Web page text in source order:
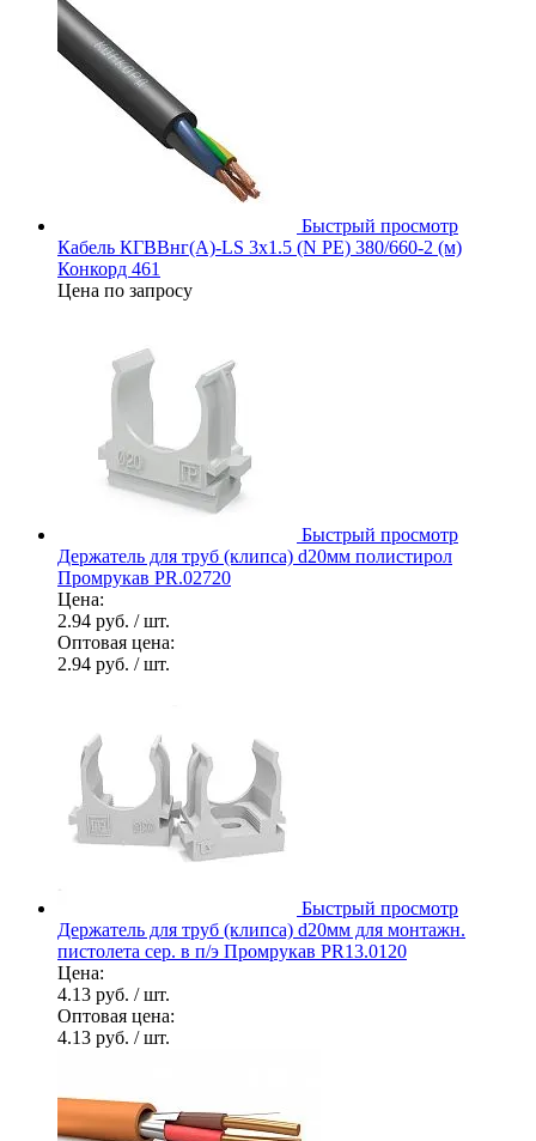
Быстрый просмотр
Кабель КГВВнг(А)-LS 3х1.5 (N PE) 380/660-2 (м)
Конкорд 461
Цена по запросу
Быстрый просмотр
Держатель для труб (клипса) d20мм полистирол
Промрукав PR.02720
Цена:
2.94 руб. / шт.
Оптовая цена:
2.94 руб. / шт.
Быстрый просмотр
Держатель для труб (клипса) d20мм для монтажн.
пистолета сер. в п/э Промрукав PR13.0120
Цена:
4.13 руб. / шт.
Оптовая цена:
4.13 руб. / шт.